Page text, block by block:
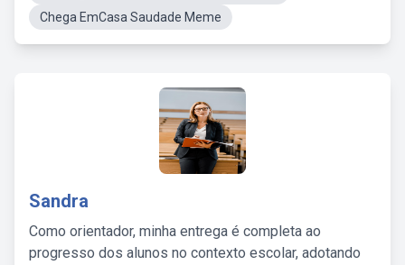
Chega EmCasa Saudade Meme
Sandra
Como orientador, minha entrega é completa ao
progresso dos alunos no contexto escolar, adotando